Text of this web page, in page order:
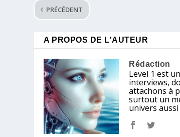
PRÉCÉDENT
A PROPOS DE L'AUTEUR
Rédaction
Level 1 est
interviews,
attachons à
surtout un
univers